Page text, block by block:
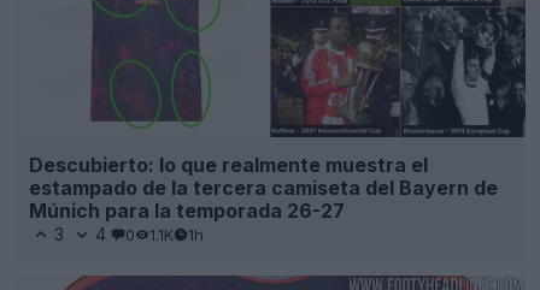
Descubierto: lo que realmente muestra el
estampado de la tercera camiseta del Bayern de
Múnich para la temporada 26-27
3 4 0 1.1K 1h